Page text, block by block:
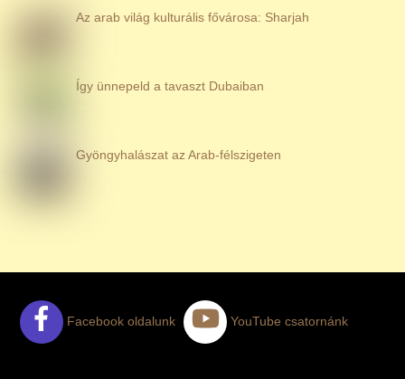
Az arab világ kulturális fővárosa: Sharjah
Így ünnepeld a tavaszt Dubaiban
Gyöngyhalászat az Arab-félszigeten
Facebook oldalunk YouTube csatornánk